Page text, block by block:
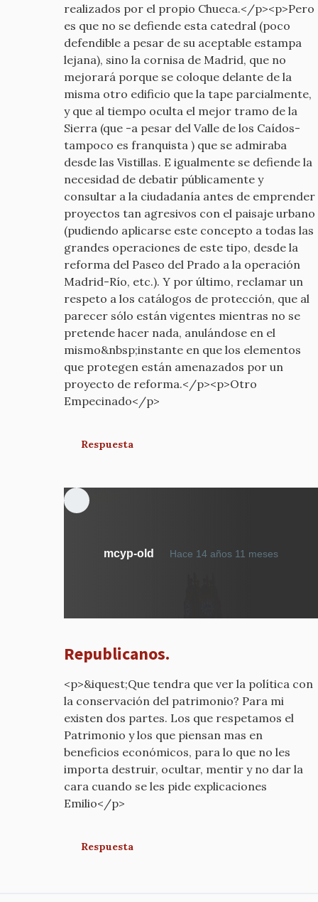
realizados por el propio Chueca.</p><p>Pero
es que no se defiende esta catedral (poco
defendible a pesar de su aceptable estampa
lejana), sino la cornisa de Madrid, que no
mejorará porque se coloque delante de la
misma otro edificio que la tape parcialmente,
y que al tiempo oculta el mejor tramo de la
Sierra (que -a pesar del Valle de los Caídos-
tampoco es franquista ) que se admiraba
desde las Vistillas. E igualmente se defiende la
necesidad de debatir públicamente y
consultar a la ciudadanía antes de emprender
proyectos tan agresivos con el paisaje urbano
(pudiendo aplicarse este concepto a todas las
grandes operaciones de este tipo, desde la
reforma del Paseo del Prado a la operación
Madrid-Río, etc.). Y por último, reclamar un
respeto a los catálogos de protección, que al
parecer sólo están vigentes mientras no se
pretende hacer nada, anulándose en el
mismo&nbsp;instante en que los elementos
que protegen están amenazados por un
proyecto de reforma.</p><p>Otro
Empecinado</p>
Respuesta
mcyp-old Hace 14 años 11 meses
por
Republicanos.
<p>&iquest;Que tendra que ver la política con
la conservación del patrimonio? Para mi
existen dos partes. Los que respetamos el
Patrimonio y los que piensan mas en
beneficios económicos, para lo que no les
importa destruir, ocultar, mentir y no dar la
cara cuando se les pide explicaciones
Emilio</p>
Respuesta